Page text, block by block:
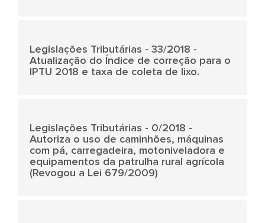
Legislações Tributárias - 33/2018 -
Atualização do Índice de correção para o
IPTU 2018 e taxa de coleta de lixo.
Legislações Tributárias - 0/2018 -
Autoriza o uso de caminhões, máquinas
com pá, carregadeira, motoniveladora e
equipamentos da patrulha rural agrícola
(Revogou a Lei 679/2009)